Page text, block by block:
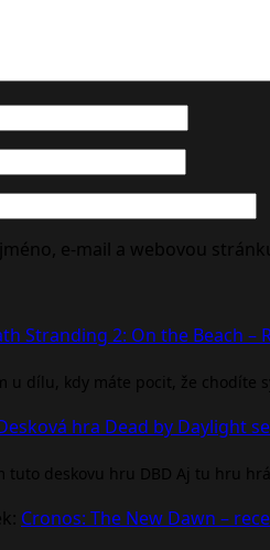
e-mail a webovou
Stranding 2: On the Beach –
u dílu, kdy máte pocit, že chodíte
hra Dead by Daylight
tuto deskovu hru DBD Aj tu hru
: Cronos: The New Dawn –